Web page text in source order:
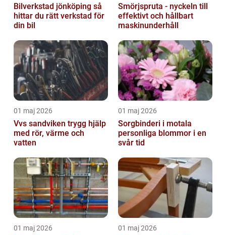
Bilverkstad jönköping så
hittar du rätt verkstad för
din bil
Smörjspruta - nyckeln till
effektivt och hållbart
maskinunderhåll
01 maj 2026
Vvs sandviken trygg hjälp
med rör, värme och
vatten
01 maj 2026
Sorgbinderi i motala
personliga blommor i en
svår tid
01 maj 2026 01 maj 2026